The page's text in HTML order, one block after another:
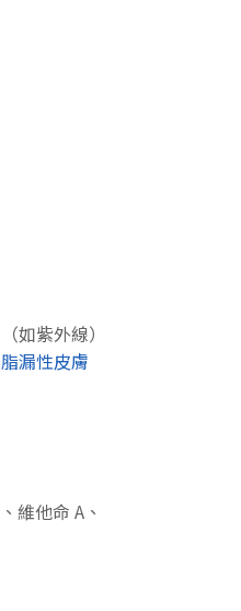
如紫外線）
脂漏性皮膚
維他命 A、